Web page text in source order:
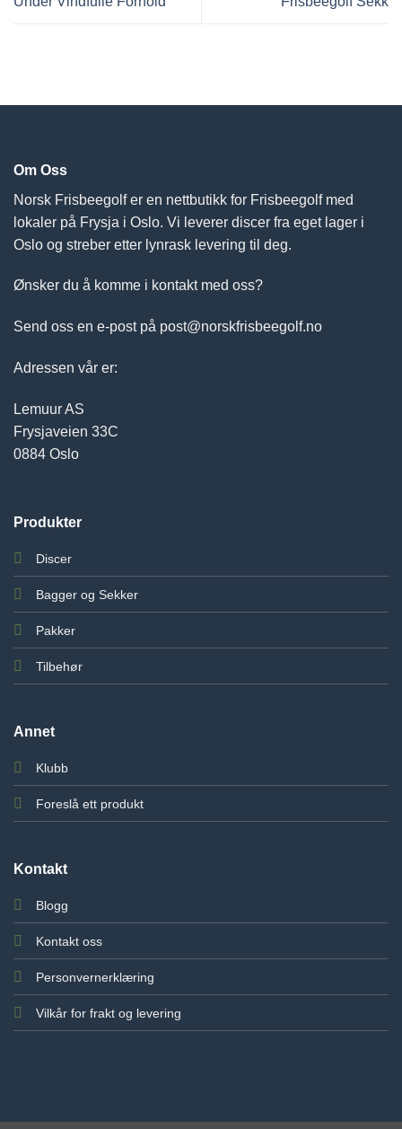
Om Oss
Norsk Frisbeegolf er en nettbutikk for Frisbeegolf med
lokaler på Frysja i Oslo. Vi leverer discer fra eget lager i
Oslo og streber etter lynrask levering til deg.
Ønsker du å komme i kontakt med oss?
Send oss en e-post på post@norskfrisbeegolf.no
Adressen vår er:
Lemuur AS
Frysjaveien 33C
0884 Oslo
Produkter
Discer
Bagger og Sekker
Pakker
Tilbehør
Annet
Klubb
Foreslå ett produkt
Kontakt
Blogg
Kontakt oss
Personvernerklæring
Vilkår for frakt og levering